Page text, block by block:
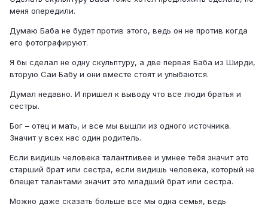
меня опередили.
Думаю Баба не будет против этого, ведь он не против когда
его фотографируют.
Я бы сделал не одну скульптуру, а две первая Баба из Ширди,
вторую Саи Бабу и они вместе стоят и улыбаются.
Думал недавно. И пришел к выводу что все люди братья и
сестры.
Бог – отец и мать, и все мы вышли из одного источника.
Значит у всех нас один родитель.
Если видишь человека талантливее и умнее тебя значит это
старший брат или сестра, если видишь человека, который не
блещет талантами значит это младший брат или сестра.
Можно даже сказать больше все мы одна семья, ведь